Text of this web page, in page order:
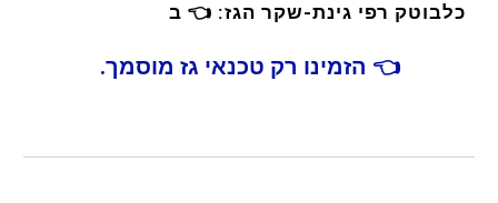
כלבוטק רפי גינת-שקר הגז: 👈 ב
👈 הזמינו רק טכנאי גז מוסמך.